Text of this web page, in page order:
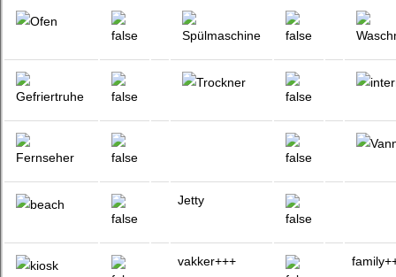
Jetty
vakker+++